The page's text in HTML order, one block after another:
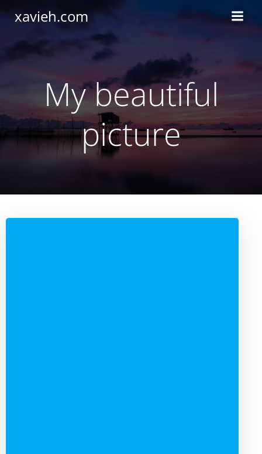
xavieh.com
My beautiful
picture